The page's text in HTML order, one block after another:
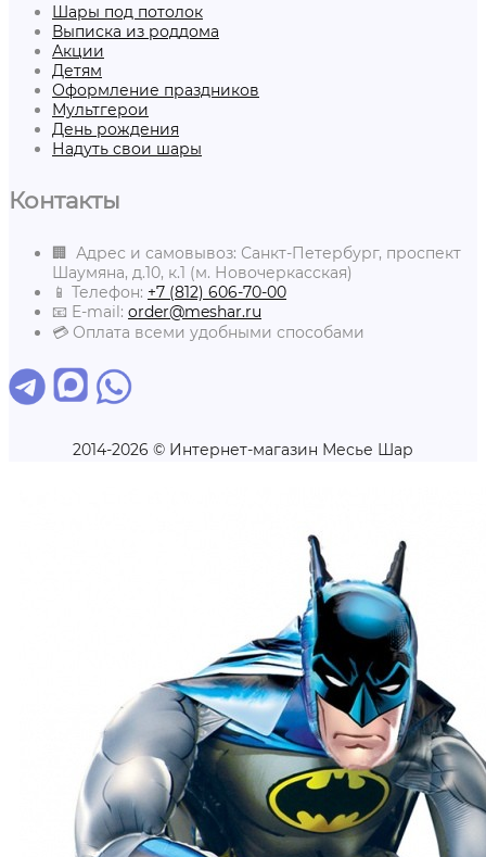
Шары под потолок
Выписка из роддома
Акции
Детям
Оформление праздников
Мультгерои
День рождения
Надуть свои шары
Контакты
🏢 Адрес и самовывоз: Санкт-Петербург, проспект
Шаумяна, д.10, к.1 (м. Новочеркасская)
📱 Телефон: +7 (812) 606-70-00
📧 E-mail: order@meshar.ru
💳 Оплата всеми удобными способами
2014-2026 © Интернет-магазин Месье Шар